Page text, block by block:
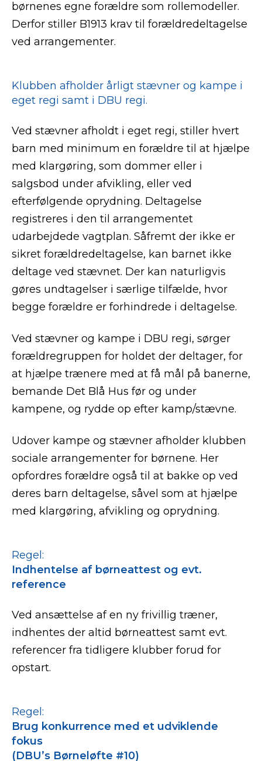
børnenes egne forældre som rollemodeller.
Derfor stiller B1913 krav til forældredeltagelse
ved arrangementer.
Klubben afholder årligt stævner og kampe i
eget regi samt i DBU regi.
Ved stævner afholdt i eget regi, stiller hvert
barn med minimum en forældre til at hjælpe
med klargøring, som dommer eller i
salgsbod under afvikling, eller ved
efterfølgende oprydning. Deltagelse
registreres i den til arrangementet
udarbejdede vagtplan. Såfremt der ikke er
sikret forældredeltagelse, kan barnet ikke
deltage ved stævnet. Der kan naturligvis
gøres undtagelser i særlige tilfælde, hvor
begge forældre er forhindrede i deltagelse.
Ved stævner og kampe i DBU regi, sørger
forældregruppen for holdet der deltager, for
at hjælpe trænere med at få mål på banerne,
bemande Det Blå Hus før og under
kampene, og rydde op efter kamp/stævne.
Udover kampe og stævner afholder klubben
sociale arrangementer for børnene. Her
opfordres forældre også til at bakke op ved
deres barn deltagelse, såvel som at hjælpe
med klargøring, afvikling og oprydning.
Regel:
Indhentelse af børneattest og evt.
reference
Ved ansættelse af en ny frivillig træner,
indhentes der altid børneattest samt evt.
referencer fra tidligere klubber forud for
opstart.
Regel:
Brug konkurrence med et udviklende
fokus
(DBU’s Børneløfte #10)